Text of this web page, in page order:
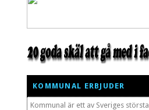
KOMMUNAL ERBJUDER
Kommunal är ett av Sveriges största